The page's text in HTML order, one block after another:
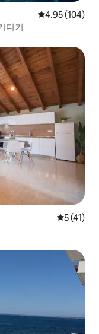
평점 4.95점(5
4.95 (104)
디키
평점 5점
5 (41)